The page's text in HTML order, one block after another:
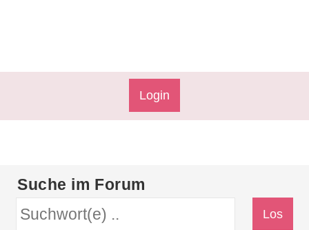
Login
Suche im Forum